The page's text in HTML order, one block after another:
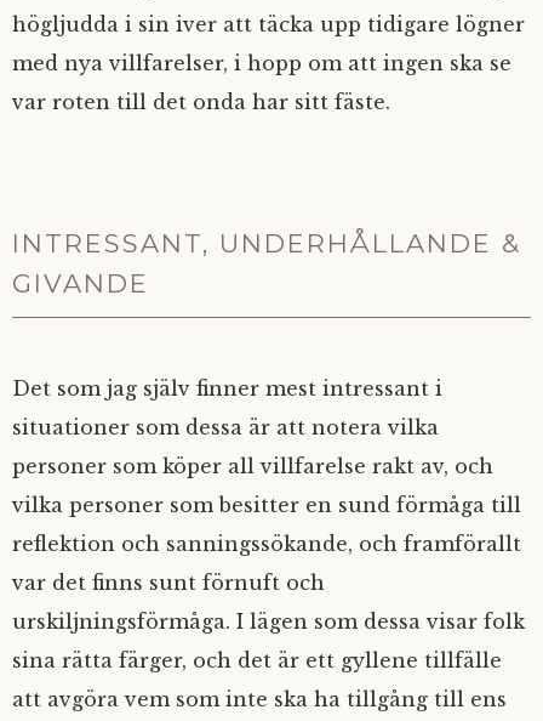
högljudda i sin iver att täcka upp tidigare lögner
med nya villfarelser, i hopp om att ingen ska se
var roten till det onda har sitt fäste.
INTRESSANT, UNDERHÅLLANDE &
GIVANDE
Det som jag själv finner mest intressant i
situationer som dessa är att notera vilka
personer som köper all villfarelse rakt av, och
vilka personer som besitter en sund förmåga till
reflektion och sanningssökande, och framförallt
var det finns sunt förnuft och
urskiljningsförmåga. I lägen som dessa visar folk
sina rätta färger, och det är ett gyllene tillfälle
att avgöra vem som inte ska ha tillgång till ens